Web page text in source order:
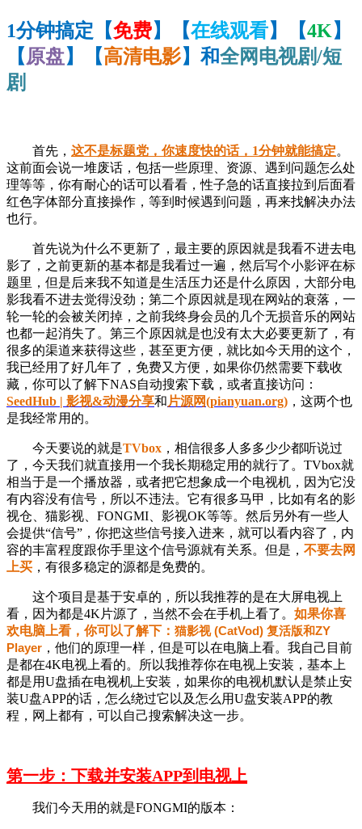
1分钟搞定【免费】【在线观看】【4K】
【原盘】【高清电影】和全网电视剧/短
剧
首先， 这不是标题党，你速度快的话，1分钟就能搞定。
这前面会说一堆废话，包括一些原理、资源、遇到问题怎么处
理等等，你有耐心的话可以看看，性子急的话直接拉到后面看
红色字体部分直接操作，等到时候遇到问题，再来找解决办法
也行。
首先说为什么不更新了，最主要的原因就是我看不进去电
影了，之前更新的基本都是我看过一遍，然后写个小影评在标
题里，但是后来我不知道是生活压力还是什么原因，大部分电
影我看不进去觉得没劲；第二个原因就是现在网站的衰落，一
轮一轮的会被关闭掉，之前我终身会员的几个无损音乐的网站
也都一起消失了。第三个原因就是也没有太大必要更新了，有
很多的渠道来获得这些，甚至更方便，就比如今天用的这个，
我已经用了好几年了，免费又方便，如果你仍然需要下载收
藏，你可以了解下NAS自动搜索下载，或者直接访问：
SeedHub | 影视&动漫分享和 片源网(pianyuan.org) ，这两个也
是我经常用的。
今天要说的就是TVbox ，相信很多人多多少少都听说过
了，今天我们就直接用一个我长期稳定用的就行了。TVbox就
相当于是一个播放器，或者把它想象成一个电视机， 因为它没
有内容没有信号，所以不违法。它有很多马甲，比如有名的影
视仓、猫影视、FONGMI、影视OK等等。然后另外有一些人
会提供“信号”，你把这些信号接入进来，就可以看内容了，内
容的丰富程度跟你手里这个信号源就有关系。但是， 不要去网
上买 ，有很多稳定的源都是免费的。
这个项目是基于安卓的，所以我推荐的是在大屏电视上
看，因为都是4K片源了，当然不会在手机上看了。 如果你喜
欢电脑上看，你可以了解下： 猫影视 (CatVod) 复活版和ZY
Player ，他们的原理一样，但是可以在电脑上看。我自己目前
是都在4K电视上看的。所以我推荐你在电视上安装，基本上
都是用U盘插在电视机上安装，如果你的电视机默认是禁止安
装U盘APP的话，怎么绕过它以及怎么用U盘安装APP的教
程，网上都有，可以自己搜索解决这一步。
第一步：下载并安装APP到电视上
我们今天用的就是FONGMI的版本：